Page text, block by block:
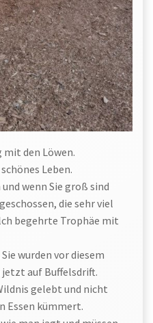
mit den Löwen.
Leben.
wenn Sie groß sind
die sehr viel
begehrte Trophäe mit
wurden vor diesem
jetzt auf Buffelsdrift.
gelebt und nicht
Essen kümmert.